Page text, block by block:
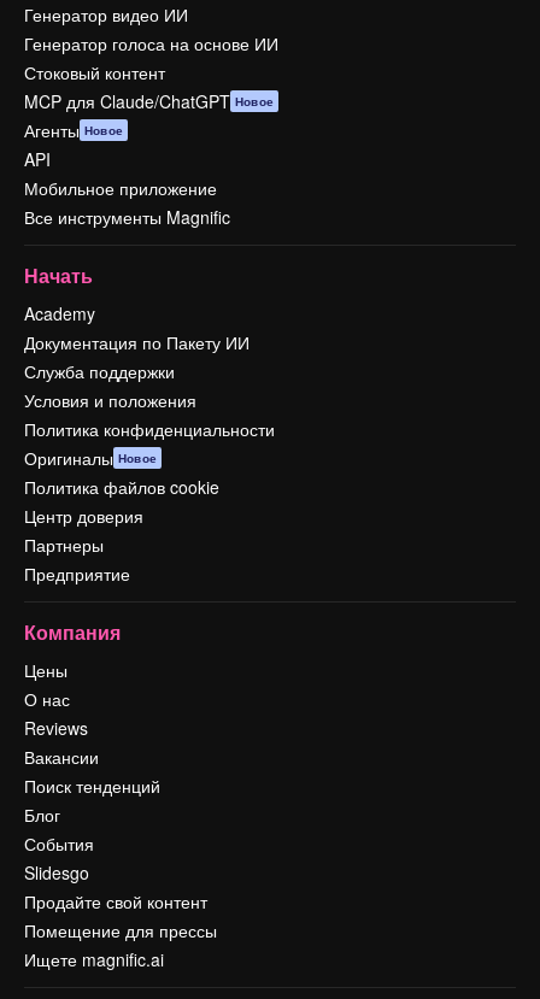
Генератор видео ИИ
Генератор голоса на основе ИИ
Стоковый контент
MCP для Claude/ChatGPT Новое
Агенты Новое
API
Мобильное приложение
Все инструменты Magnific
Начать
Academy
Документация по Пакету ИИ
Служба поддержки
Условия и положения
Политика конфиденциальности
Оригиналы Новое
Политика файлов cookie
Центр доверия
Партнеры
Предприятие
Компания
Цены
О нас
Reviews
Вакансии
Поиск тенденций
Блог
События
Slidesgo
Продайте свой контент
Помещение для прессы
Ищете magnific.ai